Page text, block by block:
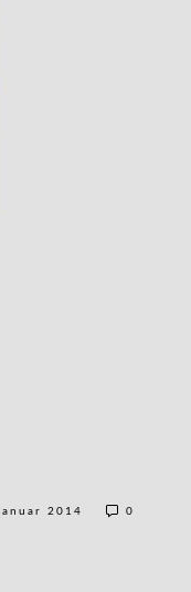
2014 0